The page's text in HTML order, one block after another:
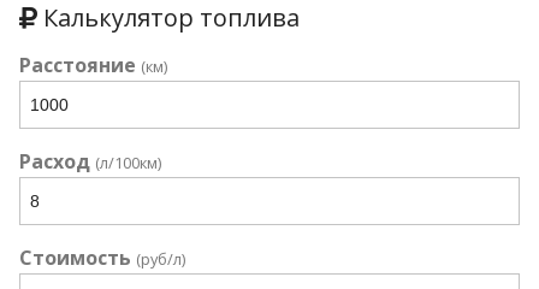
Калькулятор топлива
Расстояние (км)
Расход (л/100км)
Стоимость (руб/л)